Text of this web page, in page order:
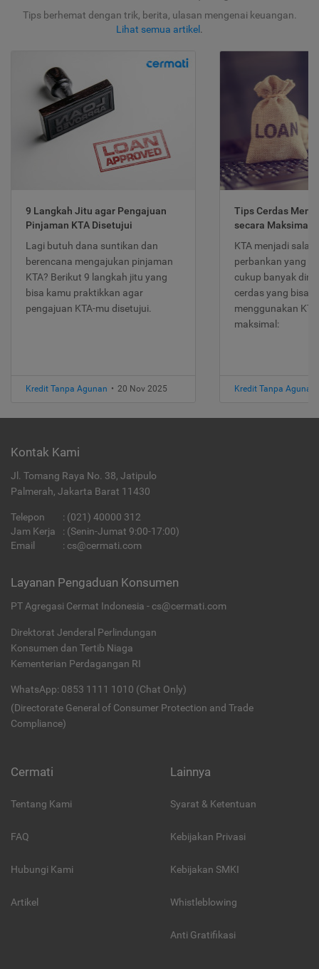
Tips berhemat dengan trik, berita, ulasan mengenai keuangan.
Lihat semua artikel .
9 Langkah Jitu agar Pengajuan
Pinjaman KTA Disetujui
Lagi butuh dana suntikan dan
berencana mengajukan pinjaman
KTA? Berikut 9 langkah jitu yang
bisa kamu praktikkan agar
pengajuan KTA-mu disetujui.
Kredit Tanpa Agunan • 20 Nov 2025
Tips Cerdas
secara Maksimal
KTA menjadi
perbankan yang
cukup banyak
cerdas yang bisa
menggunakan
maksimal:
Kredit Tanpa Agunan
Kontak Kami
Jl. Tomang Raya No. 38, Jatipulo
Palmerah, Jakarta Barat 11430
Telepon : (021) 40000 312
Jam Kerja
: (Senin-Jumat 9:00-17:00)
Email
: cs@cermati.com
Layanan Pengaduan Konsumen
PT Agregasi Cermat Indonesia - cs@cermati.com
Direktorat Jenderal Perlindungan
Konsumen dan Tertib Niaga
Kementerian Perdagangan RI
WhatsApp: 0853 1111 1010 (Chat Only)
(Directorate General of Consumer Protection and Trade
Compliance)
Cermati
Tentang Kami
FAQ
Hubungi Kami
Artikel
Lainnya
Syarat & Ketentuan
Kebijakan Privasi
Kebijakan SMKI
Whistleblowing
Anti Gratifikasi